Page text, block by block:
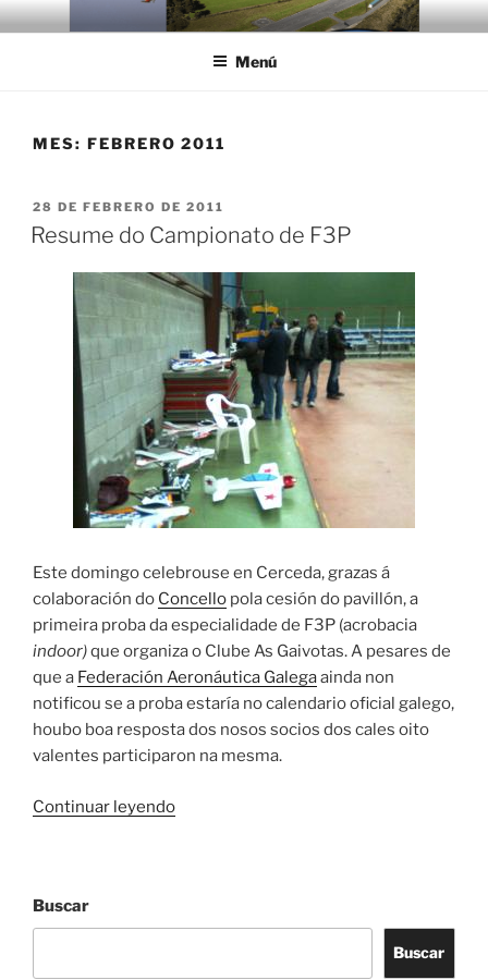
Saltar
al
AS GAIVOTAS
Club de Vuelo As Gaivotas
Menú
MES: FEBRERO 2011
PUBLICADO
EL
28 DE FEBRERO DE 2011
Resume do Campionato de F3P
Este domingo celebrouse en Cerceda, grazas á
colaboración do Concello pola cesión do pavillón, a
primeira proba da especialidade de F3P (acrobacia
indoor)que organiza o Clube As Gaivotas. A pesares de
que a Federación Aeronáutica Galegaainda non
notificou se a proba estaría no calendario oficial galego,
houbo boa resposta dos nosos socios dos cales oito
valentes participaron na mesma.
Continuar leyendo«Resume
Buscar
Buscar